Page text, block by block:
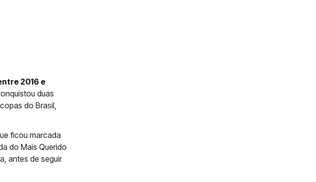
2016 e
duas
do Brasil,
ficou marcada
do Mais Querido
antes de seguir